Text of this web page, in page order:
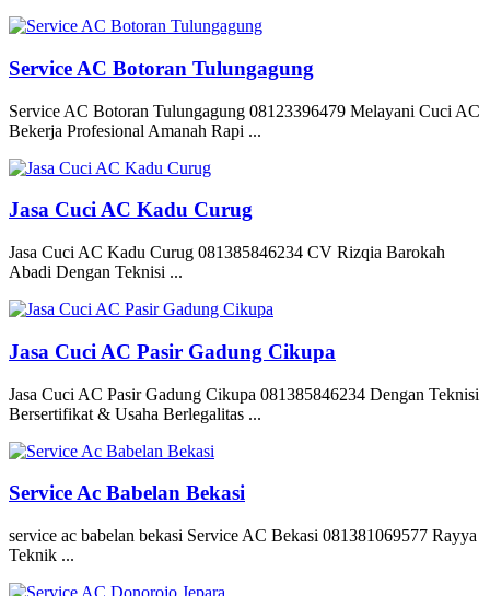
Service AC Botoran Tulungagung
Service AC Botoran Tulungagung 08123396479 Melayani Cuci AC
Bekerja Profesional Amanah Rapi ...
Jasa Cuci AC Kadu Curug
Jasa Cuci AC Kadu Curug 081385846234 CV Rizqia Barokah
Abadi Dengan Teknisi ...
Jasa Cuci AC Pasir Gadung Cikupa
Jasa Cuci AC Pasir Gadung Cikupa 081385846234 Dengan Teknisi
Bersertifikat & Usaha Berlegalitas ...
Service Ac Babelan Bekasi
service ac babelan bekasi Service AC Bekasi 081381069577 Rayya
Teknik ...